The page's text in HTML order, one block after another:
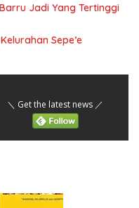
Jadi Yang Tertinggi
Sepe’e
＼ Get the latest news ／